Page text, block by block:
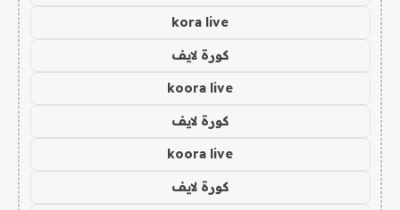
kora live
كورة لايف
koora live
كورة لايف
koora live
كورة لايف